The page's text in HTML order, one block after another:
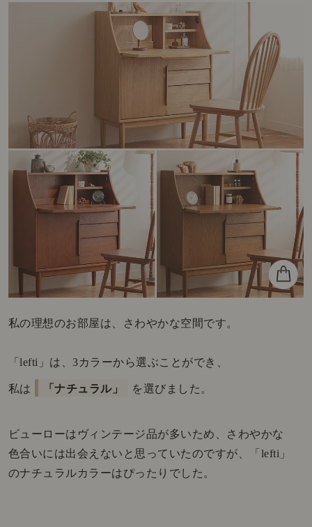
私の理想のお部屋は、さわやかな空間です。
「lefti」は、3カラーから選ぶことができ、
私は 「ナチュラル」 を選びました。
ビューローはヴィンテージ品が多いため、さわやかな
色合いには出会えないと思っていたのですが、「lefti」
のナチュラルカラーはぴったりでした。